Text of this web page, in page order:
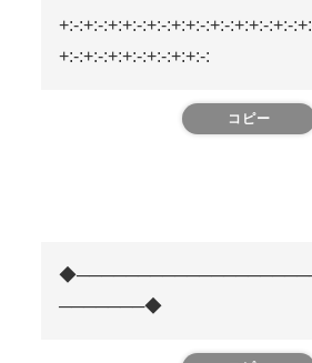
+:-:+:-:+:+:-:+:-:+:+:-:+:-:+:+:-:+:-
+:-:+:-:+:+:-:+:-:+:+:-:
コピー
───────◆